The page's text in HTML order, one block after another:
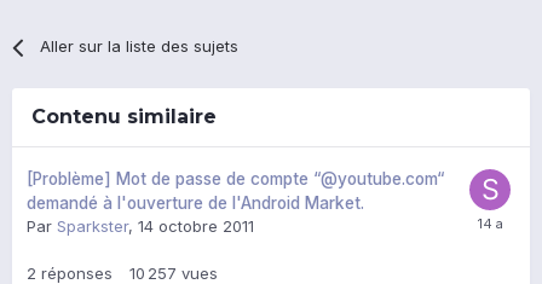
Aller sur la liste des sujets
Contenu similaire
[Problème] Mot de passe de compte “@youtube.com“
demandé à l'ouverture de l'Android Market.
Par Sparkster, 14 octobre 2011
2 réponses 10 257 vues